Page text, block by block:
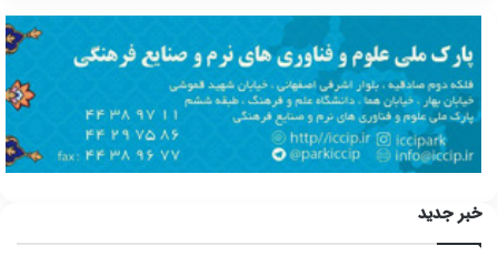
خبر جدید